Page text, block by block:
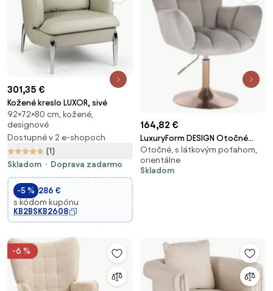
301,35 €
Kožené kreslo LUXOR, sivé
92×72×80 cm, kožené,
designové
Dostupné v 2 e-shopoch
(1)
Skladom
Doprava zadarmo
-5 % 286 €
s kódom kupónu
KB2BSKB2608
164,82 €
LuxuryForm DESIGN Otočné
kreslo AURORA VELUR na zlatom
tanieri - svetlo šedé
Otočné, s látkovým poťahom,
orientálne
Skladom
-6 %